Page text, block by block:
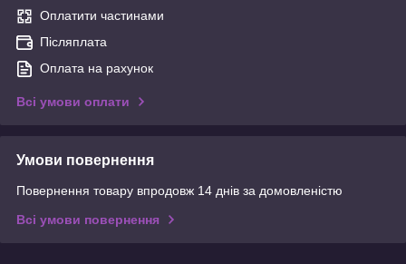
Оплатити частинами
Післяплата
Оплата на рахунок
Всі умови оплати
Умови повернення
Повернення товару впродовж 14 днів за домовленістю
Всі умови повернення